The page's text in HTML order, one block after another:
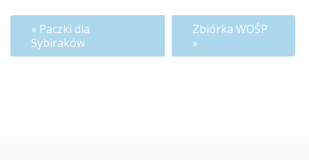
Paczki dla
Sybiraków
Zbiórka WOŚP